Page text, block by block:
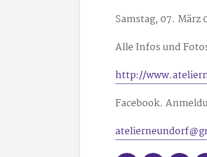
Samstag, 07. März
Alle Infos und
http://
Facebook.